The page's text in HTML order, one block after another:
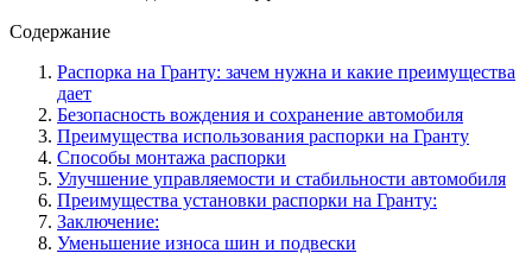
Содержание
Распорка на Гранту: зачем нужна и какие преимущества
дает
Безопасность вождения и сохранение автомобиля
Преимущества использования распорки на Гранту
Способы монтажа распорки
Улучшение управляемости и стабильности автомобиля
Преимущества установки распорки на Гранту:
Заключение:
Уменьшение износа шин и подвески